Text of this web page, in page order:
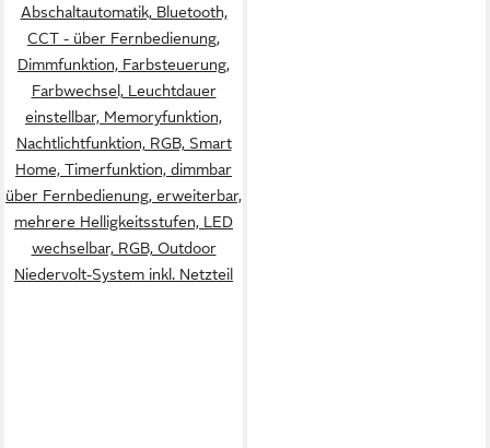
Abschaltautomatik, Bluetooth,
CCT - über Fernbedienung,
Dimmfunktion, Farbsteuerung,
Farbwechsel, Leuchtdauer
einstellbar, Memoryfunktion,
Nachtlichtfunktion, RGB, Smart
Home, Timerfunktion, dimmbar
über Fernbedienung, erweiterbar,
mehrere Helligkeitsstufen, LED
wechselbar, RGB, Outdoor
Niedervolt-System inkl. Netzteil